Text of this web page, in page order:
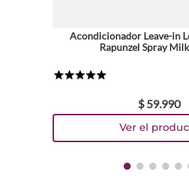
Acondicionador Leave-in
Rapunzel Spray
$ 59.990